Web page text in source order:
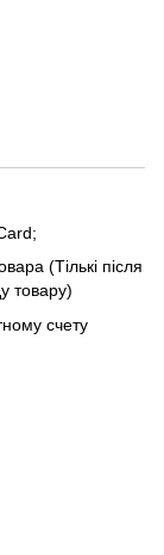
(Тількі після
товару)
счету